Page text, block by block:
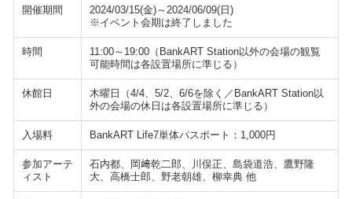
開催期間
2024/03/15(金)～2024/06/09(日)
※イベント会期は終了しました
時間
11:00～19:00（BankART Station以外の会場の観覧
可能時間は各設置場所に準じる）
休館日
木曜日（4/4、5/2、6/6を除く／BankART Station以
外の会場の休日は各設置場所に準じる）
入場料 BankART Life7単体パスポート：1,000円
参加アーテ
ィスト
石内都、岡﨑乾二郎、川俣正、島袋道浩、鷹野隆
大、高橋士郎、野老朝雄、柳幸典 他